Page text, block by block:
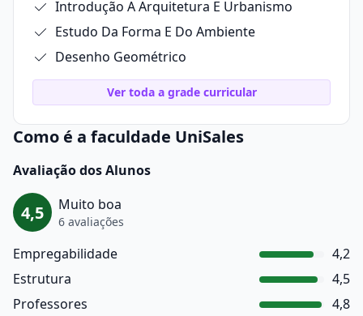
Introdução A Arquitetura E Urbanismo
Estudo Da Forma E Do Ambiente
Desenho Geométrico
Ver toda a grade curricular
Como é a faculdade UniSales
Avaliação dos Alunos
4,5 Muito boa
6 avaliações
Empregabilidade
4,2
Estrutura
4,5
Professores
4,8